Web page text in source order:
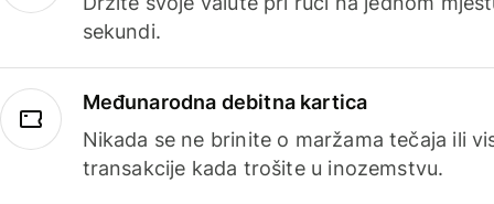
sekundi.
Međunarodna debitna kartica
Nikada se ne brinite o maržama tečaja ili
transakcije kada trošite u inozemstvu.